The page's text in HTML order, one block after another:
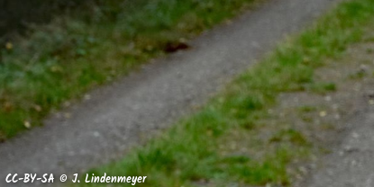
CC-BY-SA © J. Lindenmeyer